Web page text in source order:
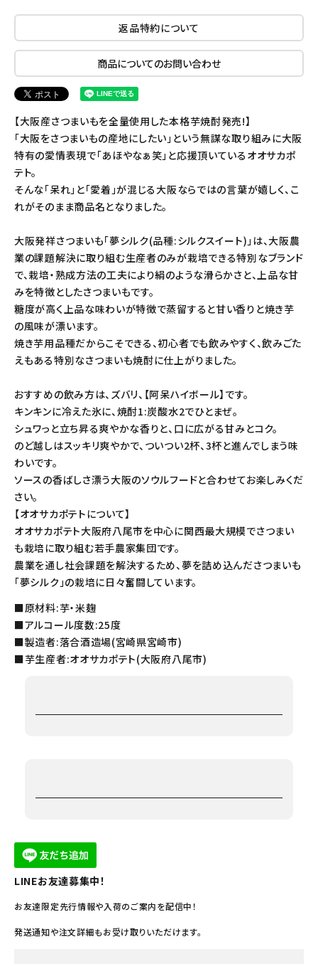
返品特約について
商品についてのお問い合わせ
【大阪産さつまいもを全量使用した本格芋焼酎発売!】
「大阪をさつまいもの産地にしたい」という無謀な取り組みに大阪
特有の愛情表現で「あほやなぁ笑」と応援頂いているオオサカポ
テト。
そんな「呆れ」と「愛着」が混じる大阪ならではの言葉が嬉しく、こ
れがそのまま商品名となりました。
大阪発祥さつまいも「夢シルク(品種:シルクスイート)」は、大阪農
業の課題解決に取り組む生産者のみが栽培できる特別なブランド
で、栽培・熟成方法の工夫により絹のような滑らかさと、上品な甘
みを特徴としたさつまいもです。
糖度が高く上品な味わいが特徴で蒸留すると甘い香りと焼き芋
の風味が漂います。
焼き芋用品種だからこそできる、初心者でも飲みやすく、飲みごた
えもある特別なさつまいも焼酎に仕上がりました。
おすすめの飲み方は、ズバリ、【阿呆ハイボール】です。
キンキンに冷えた氷に、焼酎1:炭酸水2でひとまぜ。
シュワっと立ち昇る爽やかな香りと、口に広がる甘みとコク。
のど越しはスッキリ爽やかで、ついつい2杯、3杯と進んでしまう味
わいです。
ソースの香ばしさ漂う大阪のソウルフードと合わせてお楽しみくだ
さい。
【オオサカポテトについて】
オオサカポテト大阪府八尾市を中心に関西最大規模でさつまい
も栽培に取り組む若手農家集団です。
農業を通し社会課題を解決するため、夢を詰め込んださつまいも
「夢シルク」の栽培に日々奮闘しています。
■原材料:芋・米麹
■アルコール度数:25度
■製造者:落合酒造場(宮崎県宮崎市)
■芋生産者:オオサカポテト(大阪府八尾市)
LINEお友達募集中！
お友達限定先行情報や入荷のご案内を配信中！
発送通知や注文詳細もお受け取りいただけます。